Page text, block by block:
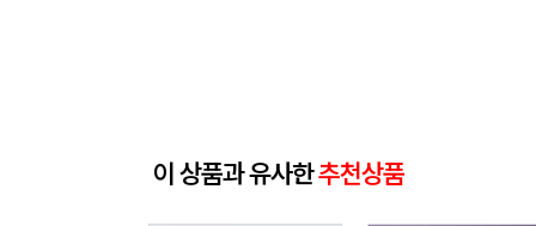
이 상품과 유사한추천상품